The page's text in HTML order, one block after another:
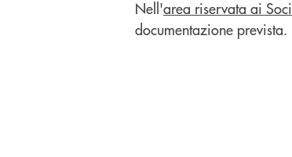
Nell'area riservata ai Soci
documentazione prevista.